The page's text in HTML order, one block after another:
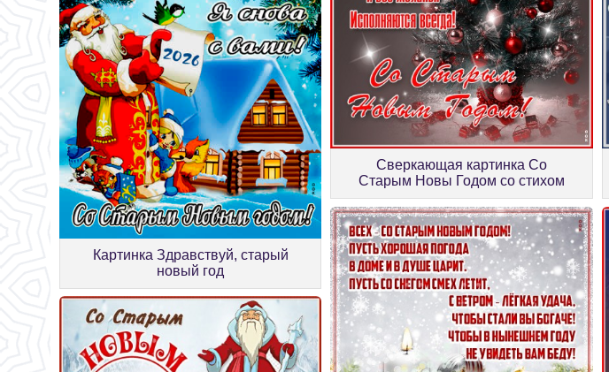
Картинка Здравствуй, старый
новый год
Сверкающая картинка Со
Старым Новы Годом со стихом